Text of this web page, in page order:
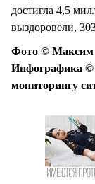
достигла 4,5
выздоровели,
Фото ©
​Инфографика
мониторингу